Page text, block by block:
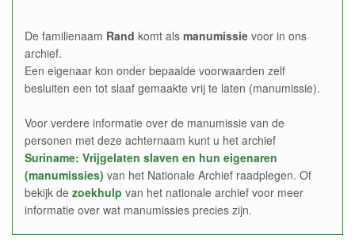
De familienaam Rand komt als manumissie voor in ons
archief.
Een eigenaar kon onder bepaalde voorwaarden zelf
besluiten een tot slaaf gemaakte vrij te laten (manumissie).
Voor verdere informatie over de manumissie van de
personen met deze achternaam kunt u het archief
Suriname: Vrijgelaten slaven en hun eigenaren
(manumissies) van het Nationale Archief raadplegen. Of
bekijk de zoekhulp van het nationale archief voor meer
informatie over wat manumissies precies zijn.